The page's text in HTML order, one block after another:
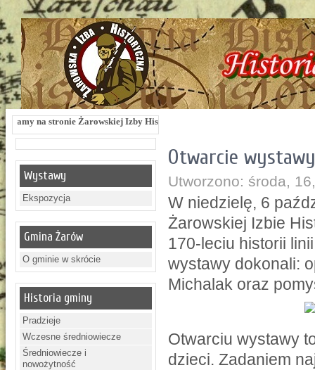
Żarowskiej Izby Historycznej !!! Żarowska Izba Historyczna, ul.
Wystawy
Ekspozycja
Gmina Żarów
O gminie w skrócie
Historia gminy
Pradzieje
Wczesne średniowiecze
Średniowiecze i
nowożytność
Otwarcie
Utworzono: środa,
W niedzielę, 6
Żarowskiej Izbie
170-leciu historii
wystawy dokonali:
Michalak oraz
Otwarciu wystawy
dzieci. Zadaniem